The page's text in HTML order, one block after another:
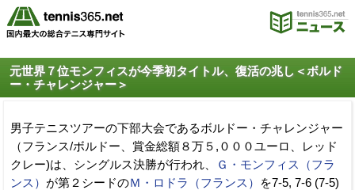
元世界７位モンフィスが今季初タイトル、復活の兆し＜ボルド
ー・チャレンジャー＞
男子テニスツアーの下部大会であるボルドー・チャレンジャー
（フランス/ボルドー、賞金総額８万５,０００ユーロ、レッド
クレー)は、シングルス決勝が行われ、
Ｇ・モンフィス（フラ
ンス） が第２シードのＭ・ロドラ（フランス）
を7-5, 7-6 (7-5)